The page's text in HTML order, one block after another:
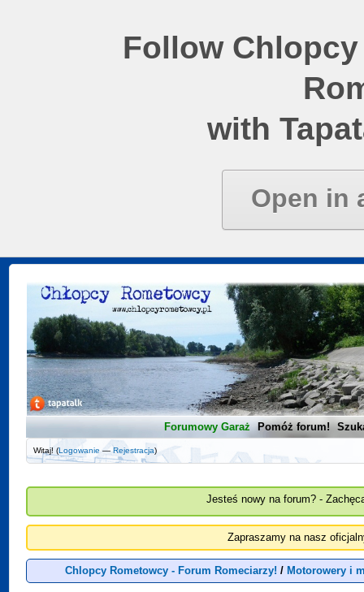
Follow
with
Open in
Forumowy Garaż Pomóż forum!
Witaj! (Logowanie —Rejestracja)
Jesteś nowy na forum? -
Zapraszamy na nasz
Chlopcy Rometowcy - Forum Romeciarzy! / Motorowery i